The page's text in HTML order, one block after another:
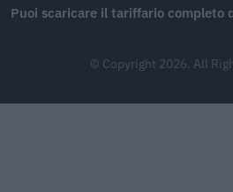
Puoi scaricare il tariffario completo
© Copyright 2026. All